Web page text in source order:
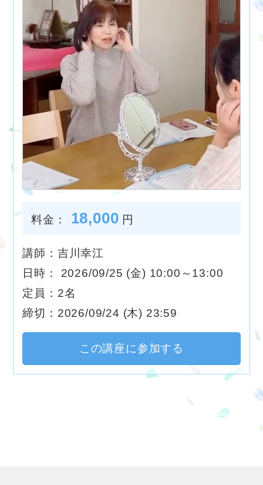
料金： 18,000 円
講師：吉川幸江
日時： 2026/09/25 (金) 10:00～13:00
定員：2名
締切：2026/09/24 (木) 23:59
この講座に参加する